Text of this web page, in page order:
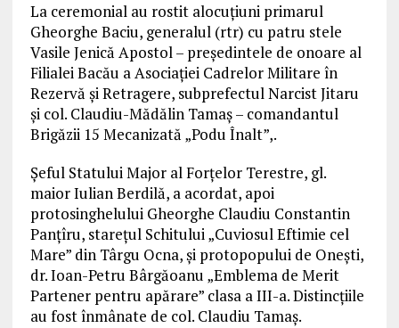
La ceremonial au rostit alocuțiuni primarul
Gheorghe Baciu, generalul (rtr) cu patru stele
Vasile Jenică Apostol – președintele de onoare al
Filialei Bacău a Asociației Cadrelor Militare în
Rezervă și Retragere, subprefectul Narcist Jitaru
și col. Claudiu-Mădălin Tamaș – comandantul
Brigăzii 15 Mecanizată „Podu Înalt”,.
Șeful Statului Major al Forțelor Terestre, gl.
maior Iulian Berdilă, a acordat, apoi
protosinghelului Gheorghe Claudiu Constantin
Panțîru, starețul Schitului „Cuviosul Eftimie cel
Mare” din Târgu Ocna, și protopopului de Onești,
dr. Ioan-Petru Bârgăoanu „Emblema de Merit
Partener pentru apărare” clasa a III-a. Distincțiile
au fost înmânate de col. Claudiu Tamaș.